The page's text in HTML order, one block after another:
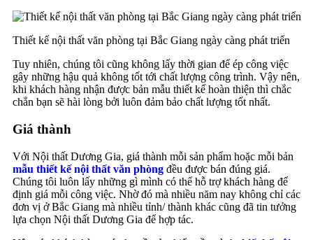
Thiết kế nội thất văn phòng tại Bắc Giang ngày càng phát triển
Tuy nhiên, chúng tôi cũng không lấy thời gian để ép công việc
gây những hậu quả không tốt tới chất lượng công trình. Vậy nên,
khi khách hàng nhận được bản mẫu thiết kế hoàn thiện thì chắc
chắn bạn sẽ hài lòng bởi luôn đảm bảo chất lượng tốt nhất.
Giá thành
Với Nội thất Dương Gia, giá thành mỗi sản phẩm hoặc mỗi bản
mẫu thiết kế nội thất văn phòng đều được bán đúng giá.
Chúng tôi luôn lấy những gì mình có thể hỗ trợ khách hàng để
định giá mỗi công việc. Nhờ đó mà nhiều năm nay không chỉ các
đơn vị ở Bắc Giang mà nhiều tỉnh/ thành khác cũng đã tin tưởng
lựa chọn Nội thất Dương Gia để hợp tác.